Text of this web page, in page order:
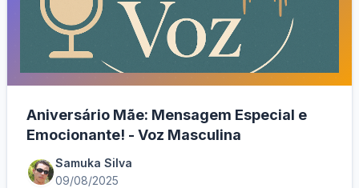
Aniversário Mãe: Mensagem Especial e
Emocionante! - Voz Masculina
Samuka Silva
09/08/2025